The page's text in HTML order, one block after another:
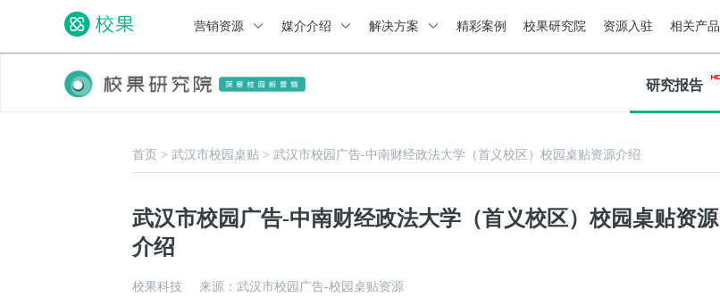
营销资源 媒介介绍 解决方案 精彩案例 校果研究院 资源入驻 相关产品
研究报告
首页 > 武汉市校园桌贴 > 武汉市校园广告-中南财经政法大学（首义校区）校园桌贴资源介绍
武汉市校园广告-中南财经政法大学（首义校区）校园桌贴资源
介绍
校果科技 来源：武汉市校园广告-校园桌贴资源